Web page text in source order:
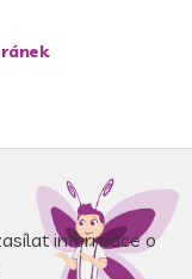
informace o